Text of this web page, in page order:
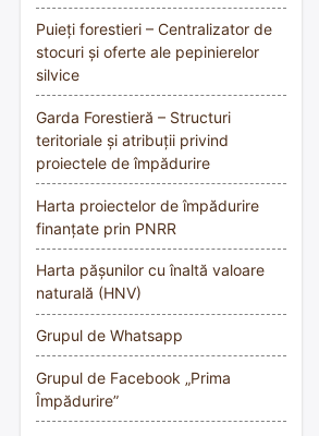
Puieți forestieri – Centralizator de
stocuri și oferte ale pepinierelor
silvice
Garda Forestieră – Structuri
teritoriale și atribuții privind
proiectele de împădurire
Harta proiectelor de împădurire
finanțate prin PNRR
Harta pășunilor cu înaltă valoare
naturală (HNV)
Grupul de Whatsapp
Grupul de Facebook „Prima
Împădurire”